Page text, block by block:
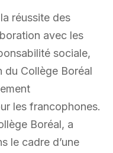
réussite des
avec les
sociale,
Collège Boréal
les francophones.
Boréal, a
le cadre d’une